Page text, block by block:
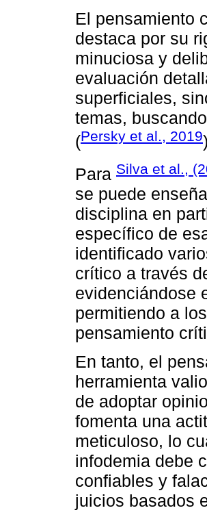
El pensamiento
destaca por su
minuciosa y
evaluación
superficiales,
temas,
(Persky et al., 2019
Para Silva et al.,
se puede
disciplina en
específico de
identificado
crítico a través
evidenciándose
permitiendo a
pensamiento
En tanto, el
herramienta
de adoptar
fomenta una
meticuloso, lo
infodemia debe
confiables y
juicios basados